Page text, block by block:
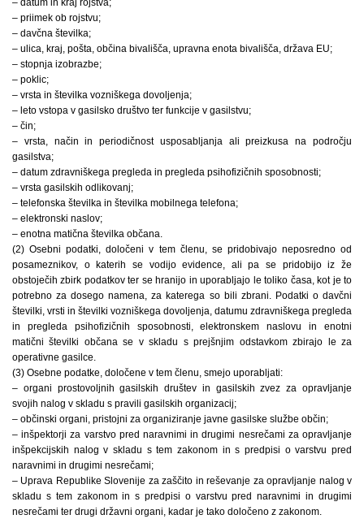
– datum in kraj rojstva;
– priimek ob rojstvu;
– davčna številka;
– ulica, kraj, pošta, občina bivališča, upravna enota bivališča, država EU;
– stopnja izobrazbe;
– poklic;
– vrsta in številka vozniškega dovoljenja;
– leto vstopa v gasilsko društvo ter funkcije v gasilstvu;
– čin;
– vrsta, način in periodičnost usposabljanja ali preizkusa na področju
gasilstva;
– datum zdravniškega pregleda in pregleda psihofizičnih sposobnosti;
– vrsta gasilskih odlikovanj;
– telefonska številka in številka mobilnega telefona;
– elektronski naslov;
– enotna matična številka občana.
(2) Osebni podatki, določeni v tem členu, se pridobivajo neposredno od
posameznikov, o katerih se vodijo evidence, ali pa se pridobijo iz že
obstoječih zbirk podatkov ter se hranijo in uporabljajo le toliko časa, kot je to
potrebno za dosego namena, za katerega so bili zbrani. Podatki o davčni
številki, vrsti in številki vozniškega dovoljenja, datumu zdravniškega pregleda
in pregleda psihofizičnih sposobnosti, elektronskem naslovu in enotni
matični številki občana se v skladu s prejšnjim odstavkom zbirajo le za
operativne gasilce.
(3) Osebne podatke, določene v tem členu, smejo uporabljati:
– organi prostovoljnih gasilskih društev in gasilskih zvez za opravljanje
svojih nalog v skladu s pravili gasilskih organizacij;
– občinski organi, pristojni za organiziranje javne gasilske službe občin;
– inšpektorji za varstvo pred naravnimi in drugimi nesrečami za opravljanje
inšpekcijskih nalog v skladu s tem zakonom in s predpisi o varstvu pred
naravnimi in drugimi nesrečami;
– Uprava Republike Slovenije za zaščito in reševanje za opravljanje nalog v
skladu s tem zakonom in s predpisi o varstvu pred naravnimi in drugimi
nesrečami ter drugi državni organi, kadar je tako določeno z zakonom.